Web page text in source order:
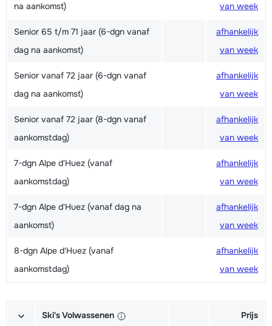
na aankomst)
van week
Senior 65 t/m 71 jaar (6-dgn vanaf
dag na aankomst)
afhankelijk
van week
Senior vanaf 72 jaar (6-dgn vanaf
dag na aankomst)
afhankelijk
van week
Senior vanaf 72 jaar (8-dgn vanaf
aankomstdag)
afhankelijk
van week
7-dgn Alpe d'Huez (vanaf
aankomstdag)
afhankelijk
van week
7-dgn Alpe d'Huez (vanaf dag na
aankomst)
afhankelijk
van week
8-dgn Alpe d'Huez (vanaf
aankomstdag)
afhankelijk
van week
Ski's Volwassenen Prijs